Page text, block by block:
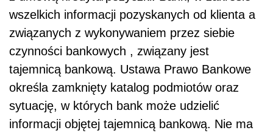
wszelkich informacji pozyskanych od klienta a
związanych z wykonywaniem przez siebie
czynności bankowych , związany jest
tajemnicą bankową. Ustawa Prawo Bankowe
określa zamknięty katalog podmiotów oraz
sytuację, w których bank może udzielić
informacji objętej tajemnicą bankową. Nie ma